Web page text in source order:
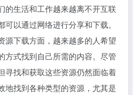
的生活和工作越来越离不开互联
以通过网络进行分享和下载。
源下载方面，越来越多的人希望
方式找到自己所需的内容。尽管
寻找和获取这些资源仍然面临着
地找到各种类型的资源，尤其是